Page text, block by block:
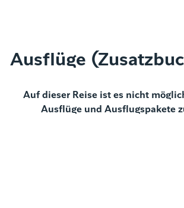
Ausflüge
Auf dieser Reise ist es nicht
Ausflüge und Ausflugspakete